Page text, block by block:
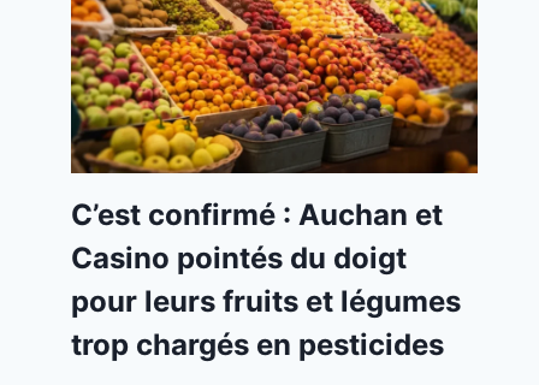
C’est confirmé : Auchan et
Casino pointés du doigt
pour leurs fruits et légumes
trop chargés en pesticides